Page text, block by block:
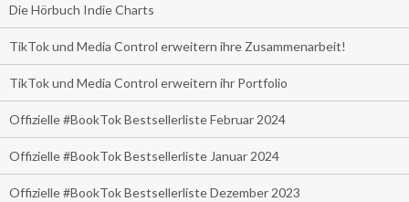
Die Hörbuch Indie Charts
TikTok und Media Control erweitern ihre Zusammenarbeit!
TikTok und Media Control erweitern ihr Portfolio
Offizielle #BookTok Bestsellerliste Februar 2024
Offizielle #BookTok Bestsellerliste Januar 2024
Offizielle #BookTok Bestsellerliste Dezember 2023